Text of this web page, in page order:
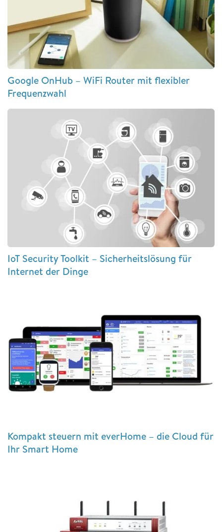
Google OnHub – WiFi Router mit flexibler
Frequenzwahl
IoT Security Toolkit – Sicherheitslösung für
Internet der Dinge
Kompakt steuern mit everHome – die Cloud für
Ihr Smart Home